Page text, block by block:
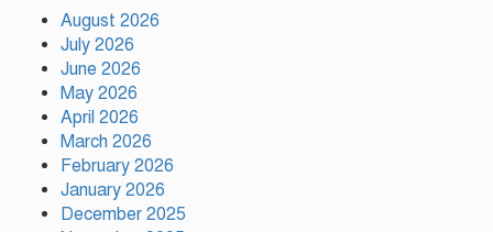
August 2026
July 2026
June 2026
May 2026
April 2026
March 2026
February 2026
January 2026
December 2025